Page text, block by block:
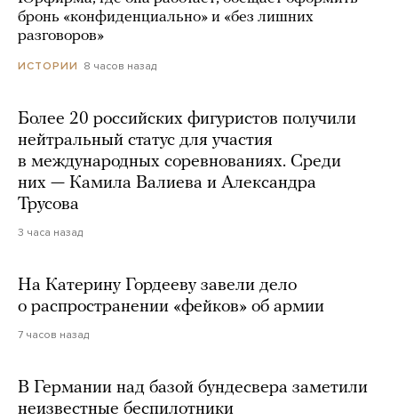
бронь «конфиденциально» и «без лишних
разговоров»
ИСТОРИИ 8 часов назад
Более 20 российских фигуристов получили
нейтральный статус для участия
в международных соревнованиях. Среди
них — Камила Валиева и Александра
Трусова
3 часа назад
На Катерину Гордееву завели дело
о распространении «фейков» об армии
7 часов назад
В Германии над базой бундесвера заметили
неизвестные беспилотники